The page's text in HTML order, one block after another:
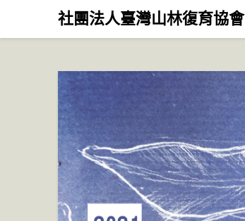
社團法人臺灣山林復育協會